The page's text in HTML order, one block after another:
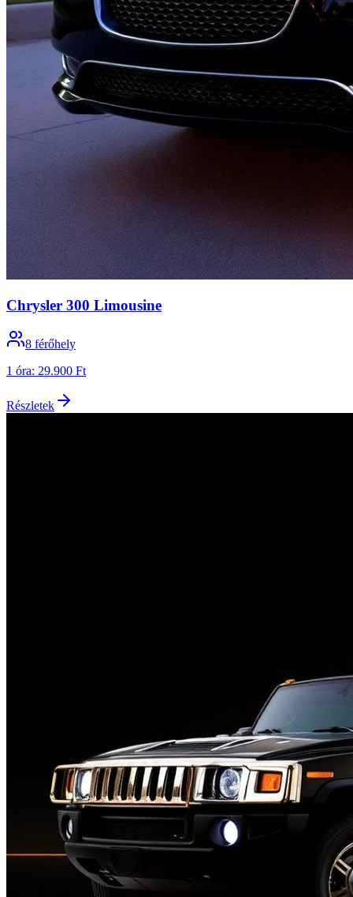
Chrysler 300 Limousine
8 férőhely
1 óra: 29.900 Ft
Részletek